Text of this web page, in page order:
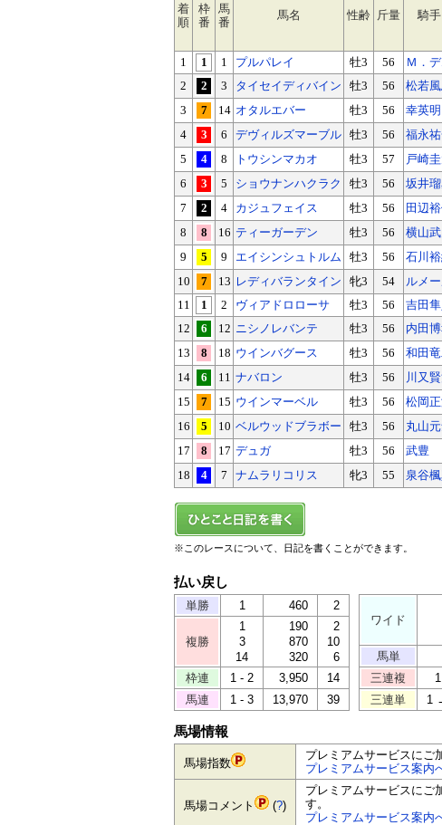
着
順
枠
番
馬
番
馬名 性齢 斤量 騎手
1 1 1 プルパレイ 牡3 56 Ｍ．
2
2 3 タイセイディバイン 牡3 56 松若
3
7 14 オタルエバー 牡3 56 幸英明
4
3 6 デヴィルズマーブル 牡3 56 福永
5
4 8 トウシンマカオ 牡3 57 戸崎
6
3 5 ショウナンハクラク 牡3 56 坂井
7
2 4 カジュフェイス 牡3 56 田辺
8
8 16 ティーガーデン 牡3 56 横山武
9
5 9 エイシンシュトルム 牡3 56 石川
10
7 13 レディバランタイン 牝3 54 ルメ
11
1 2 ヴィアドロローサ 牡3 56 吉田隼
12
6 12 ニシノレバンテ 牡3 56 内田
13
8 18 ウインバグース 牡3 56 和田竜
14
6 11 ナバロン 牡3 56 川又
15
7 15 ウインマーベル 牡3 56 松岡
16
5 10 ベルウッドブラボー 牡3 56 丸山
17
8 17 デュガ 牡3 56 武豊
18
4 7 ナムラリコリス 牝3 55 泉谷
※このレースについて、日記を書くことができます。
払い戻し
単勝 1 460 2
複勝
1
3
14
190
870
320
2
10
6
枠連
1 - 2 3,950
14
馬連
1 - 3 13,970 39
ワイド
馬単
三連複
三連単
1
馬場情報
馬場指数
プレミアムサービスにご
プレミアムサービス案内
馬場コメント (?)
プレミアムサービスにご
す。
プレミアムサービス案内